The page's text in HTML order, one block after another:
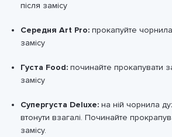
після замісу
Середня Art Pro: прокапуйте
замісу
Густа Food: починайте прокапувати
замісу
Супергуста Deluxe: на ній чорнила
втонути взагалі. Починайте
замісу.